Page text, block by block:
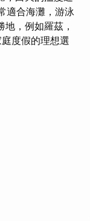
適合海灘，游泳
，例如羅茲，
度假的理想選